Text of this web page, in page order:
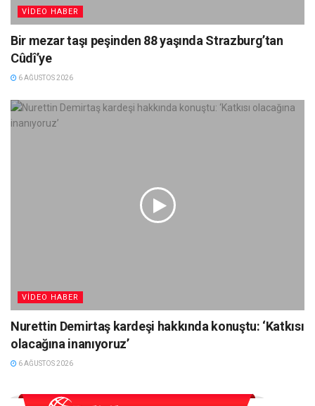
VIDEO HABER
Bir mezar taşı peşinden 88 yaşında Strazburg’tan
Cûdî’ye
6 AĞUSTOS 2026
VIDEO HABER
Nurettin Demirtaş kardeşi hakkında konuştu: ‘Katkısı
olacağına inanıyoruz’
6 AĞUSTOS 2026